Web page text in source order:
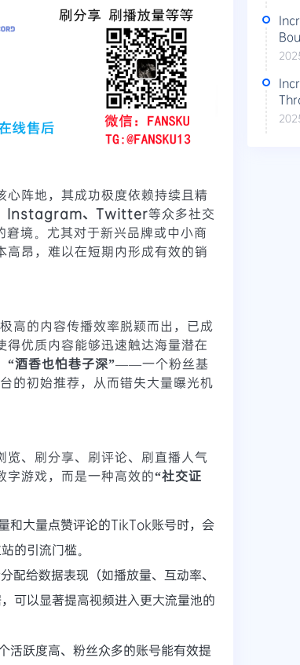
阵地，其成功极度依赖持续且精
Instagram、Twitter等众多社交
境。尤其对于新兴品牌或中小商
昂，难以在短期内形成有效的销
高的内容传播效率脱颖而出，已成
优质内容能够迅速触达海量潜在
“酒香也怕巷子深”——一个粉丝基
的初始推荐，从而错失大量曝光机
览、刷分享、刷评论、刷直播人气
字游戏，而是一种高效的“社交证
和大量点赞评论的TikTok账号时，会
的引流门槛。
配给数据表现（如播放量、互动率、
可以显著提高视频进入更大流量池的
活跃度高、粉丝众多的账号能有效提